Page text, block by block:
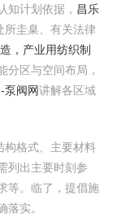
知计划依据， 昌乐
所圭臬、有关法律
，产业用纺织制
分区与空间布局，
泵阀网讲解各区域
构格式、主要材料
列出主要时刻参
等。临了，提倡施
实。